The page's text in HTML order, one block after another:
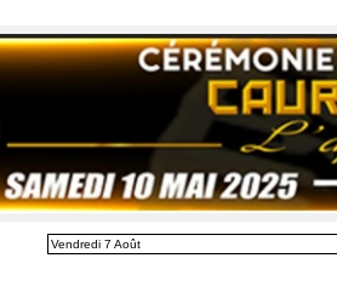
Vendredi 7 Août